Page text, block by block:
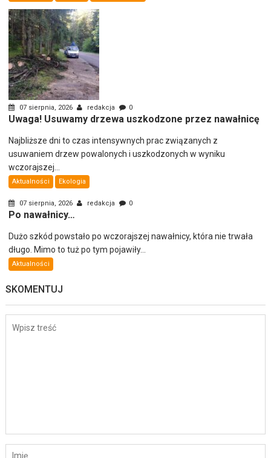
07 sierpnia, 2026 redakcja 0
Uwaga! Usuwamy drzewa uszkodzone przez nawałnicę
Najbliższe dni to czas intensywnych prac związanych z
usuwaniem drzew powalonych i uszkodzonych w wyniku
wczorajszej...
Aktualności Ekologia
07 sierpnia, 2026 redakcja 0
Po nawałnicy…
Dużo szkód powstało po wczorajszej nawałnicy, która nie trwała
długo. Mimo to tuż po tym pojawiły...
Aktualności
SKOMENTUJ